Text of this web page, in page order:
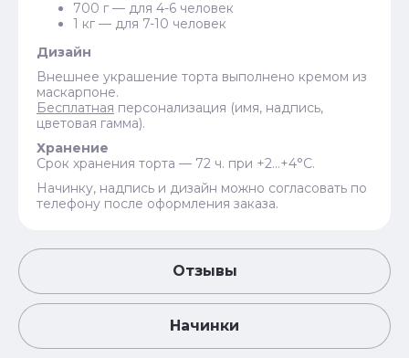
700 г — для 4-6 человек
1 кг — для 7-10 человек
Дизайн
Внешнее украшение торта выполнено кремом из
маскарпоне.
Бесплатная персонализация (имя, надпись,
цветовая гамма).
Хранение
Срок хранения торта — 72 ч. при +2…+4°C.
Начинку, надпись и дизайн можно согласовать по
телефону после оформления заказа.
Отзывы
Начинки